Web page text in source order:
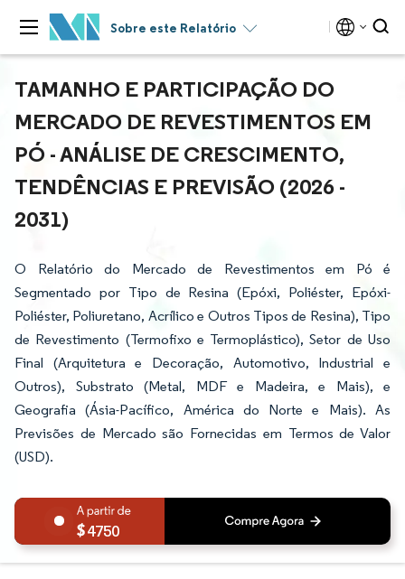
Sobre este Relatório
TAMANHO E PARTICIPAÇÃO DO
MERCADO DE REVESTIMENTOS EM
PÓ - ANÁLISE DE CRESCIMENTO,
TENDÊNCIAS E PREVISÃO (2026 -
2031)
O Relatório do Mercado de Revestimentos em Pó é
Segmentado por Tipo de Resina (Epóxi, Poliéster, Epóxi-
Poliéster, Poliuretano, Acrílico e Outros Tipos de Resina), Tipo
de Revestimento (Termofixo e Termoplástico), Setor de Uso
Final (Arquitetura e Decoração, Automotivo, Industrial e
Outros), Substrato (Metal, MDF e Madeira, e Mais), e
Geografia (Ásia-Pacífico, América do Norte e Mais). As
Previsões de Mercado são Fornecidas em Termos de Valor
(USD).
4750